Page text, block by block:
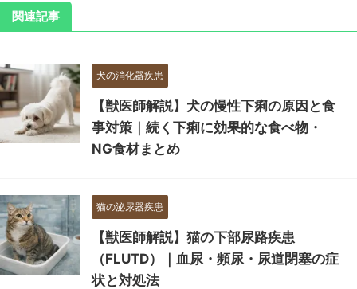
関連記事
犬の消化器疾患
【獣医師解説】犬の慢性下痢の原因と食
事対策｜続く下痢に効果的な食べ物・
NG食材まとめ
猫の泌尿器疾患
【獣医師解説】猫の下部尿路疾患
（FLUTD）｜血尿・頻尿・尿道閉塞の症
状と対処法